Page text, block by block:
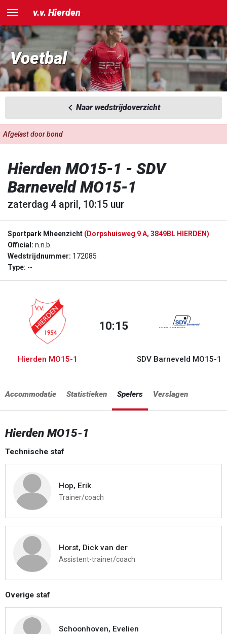
v.v. Hierden
Voetbal
Naar wedstrijdoverzicht
Afgelast door bond
Hierden MO15-1 - SDV
Barneveld MO15-1
zaterdag 4 april, 10:15 uur
Sportpark Mheenzicht (Dorpshuisweg 9 A, 3849BL HIERDEN)
Official: n.n.b.
Wedstrijdnummer: 172085
Type: --
Hierden MO15-1
10:15
SDV Barneveld MO15-1
Accommodatie Statistieken Spelers Verslagen
Hierden MO15-1
Technische staf
Hop, Erik
Trainer/coach
Horst, Dick van der
Assistent-trainer/coach
Overige staf
Schoonhoven, Evelien